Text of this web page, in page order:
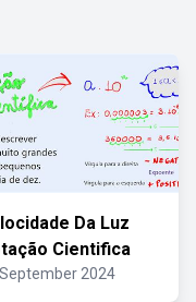
Da Luz
Cientifica
2024